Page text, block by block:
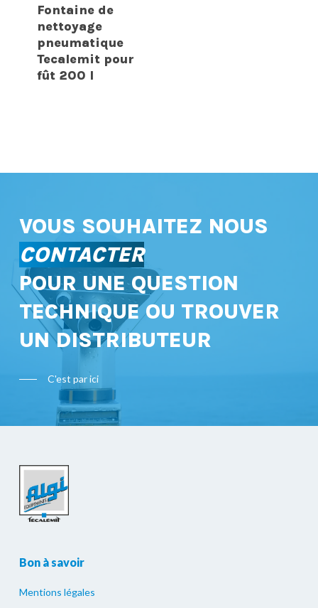
Fontaine de
nettoyage
pneumatique
Tecalemit pour
fût 200 l
VOUS SOUHAITEZ NOUS
CONTACTER
POUR UNE QUESTION
TECHNIQUE OU TROUVER
UN DISTRIBUTEUR
C'est par ici
Bon à savoir
Mentions légales